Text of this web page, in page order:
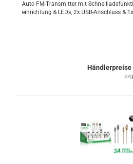
Auto FM-​Transmitter mit
ein­rich­tung & LEDs, 2x USB-​Anschluss &